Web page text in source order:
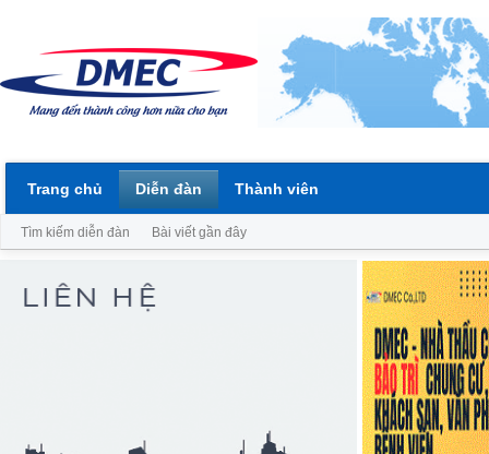
Trang chủ Diễn đàn
Tìm kiếm diễn đàn Bài viết gần đây
Thành viên